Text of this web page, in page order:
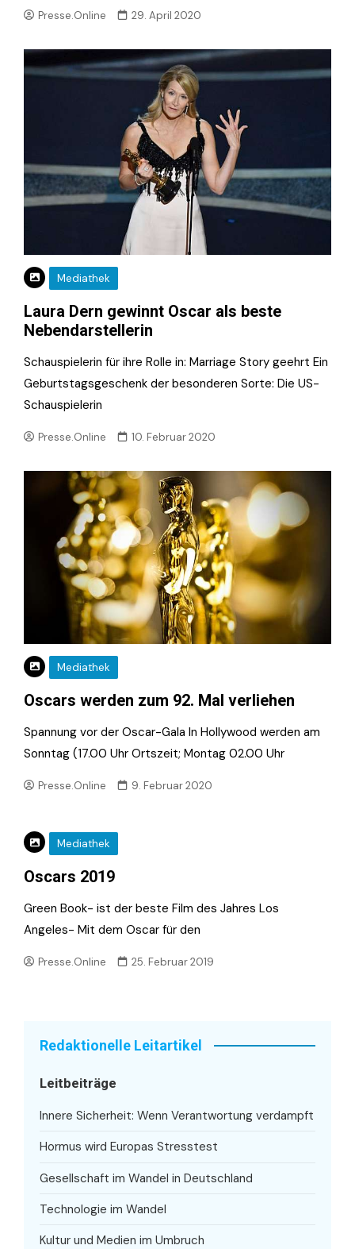
Presse.Online 29. April 2020
Mediathek
Laura Dern gewinnt Oscar als beste
Nebendarstellerin
Schauspielerin für ihre Rolle in: Marriage Story geehrt Ein
Geburtstagsgeschenk der besonderen Sorte: Die US-
Schauspielerin
Presse.Online 10. Februar 2020
Mediathek
Oscars werden zum 92. Mal verliehen
Spannung vor der Oscar-Gala In Hollywood werden am
Sonntag (17.00 Uhr Ortszeit; Montag 02.00 Uhr
Presse.Online 9. Februar 2020
Mediathek
Oscars 2019
Green Book- ist der beste Film des Jahres Los
Angeles- Mit dem Oscar für den
Presse.Online 25. Februar 2019
Redaktionelle Leitartikel
Leitbeiträge
Innere Sicherheit: Wenn Verantwortung verdampft
Hormus wird Europas Stresstest
Gesellschaft im Wandel in Deutschland
Technologie im Wandel
Kultur und Medien im Umbruch